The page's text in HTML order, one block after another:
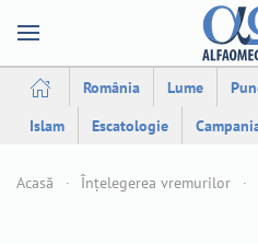
România Lume
Islam
Escatologie
Acasă Înțelegerea vremurilor